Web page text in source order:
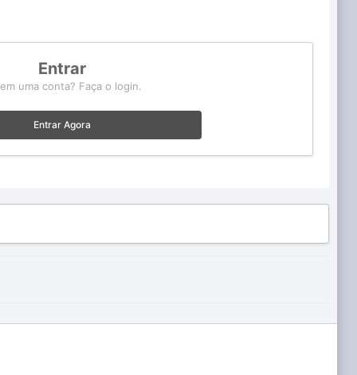
Entrar
uma conta? Faça o login.
Entrar Agora